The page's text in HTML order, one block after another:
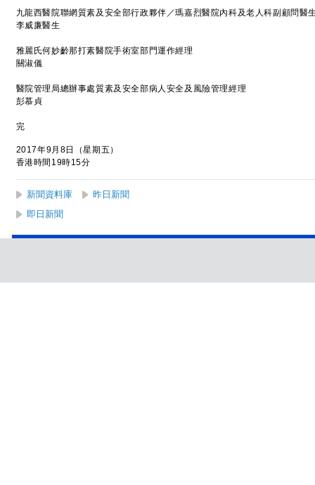
九龍西醫院聯網質素及安全部行政夥伴／瑪嘉烈醫院內科及老人科副顧問醫
李威廉醫生
雅麗氏何妙齡那打素醫院手術室部門運作經理
關淑儀
醫院管理局總辦事處質素及安全部病人安全及風險管理經理
彭慕貞
完
2017年9月8日（星期五）
香港時間19時15分
新聞資料庫
昨日新聞
即日新聞